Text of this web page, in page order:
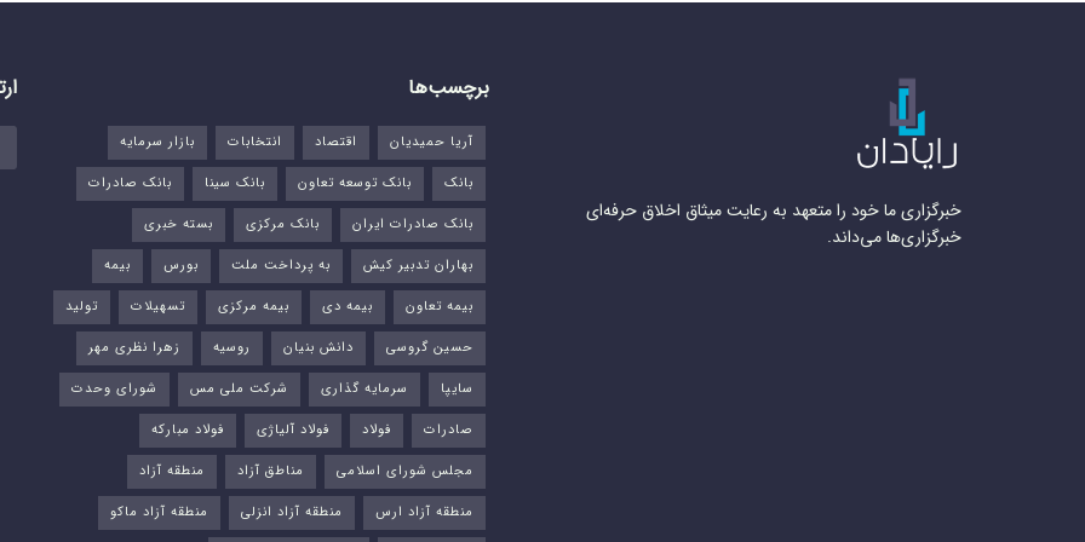
خبرگزاری ما خود را متعهد به رعایت میثاق اخلاق حرفه‌ای
خبرگزاری‌ها می‌داند.
برچسب‌ها
آریا حمیدیان اقتصاد انتخابات
بازار سرمایه
بانک
بانک توسعه تعاون بانک سینا
بانک صادرات
بانک صادرات ایران
بانک مرکزی
بسته خبری
بهاران تدبیر کیش
به پرداخت ملت بورس‌
بیمه
بیمه تعاون
بیمه دی بیمه مرکزی تسهیلات
تولید
حسین گروسی
دانش بنیان روسیه
زهرا نظری مهر
سایپا
سرمایه گذاری شرکت ملی مس
شورای وحدت
صادرات
فولاد فولاد آلیاژی
فولاد مبارکه
مجلس شورای اسلامی
مناطق آزاد
منطقه آزاد
منطقه آزاد ارس
منطقه آزاد انزلی منطقه آزاد ماکو